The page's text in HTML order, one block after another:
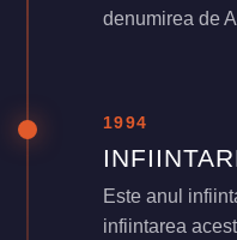
denumirea de
1994
Este anul
infiintarea